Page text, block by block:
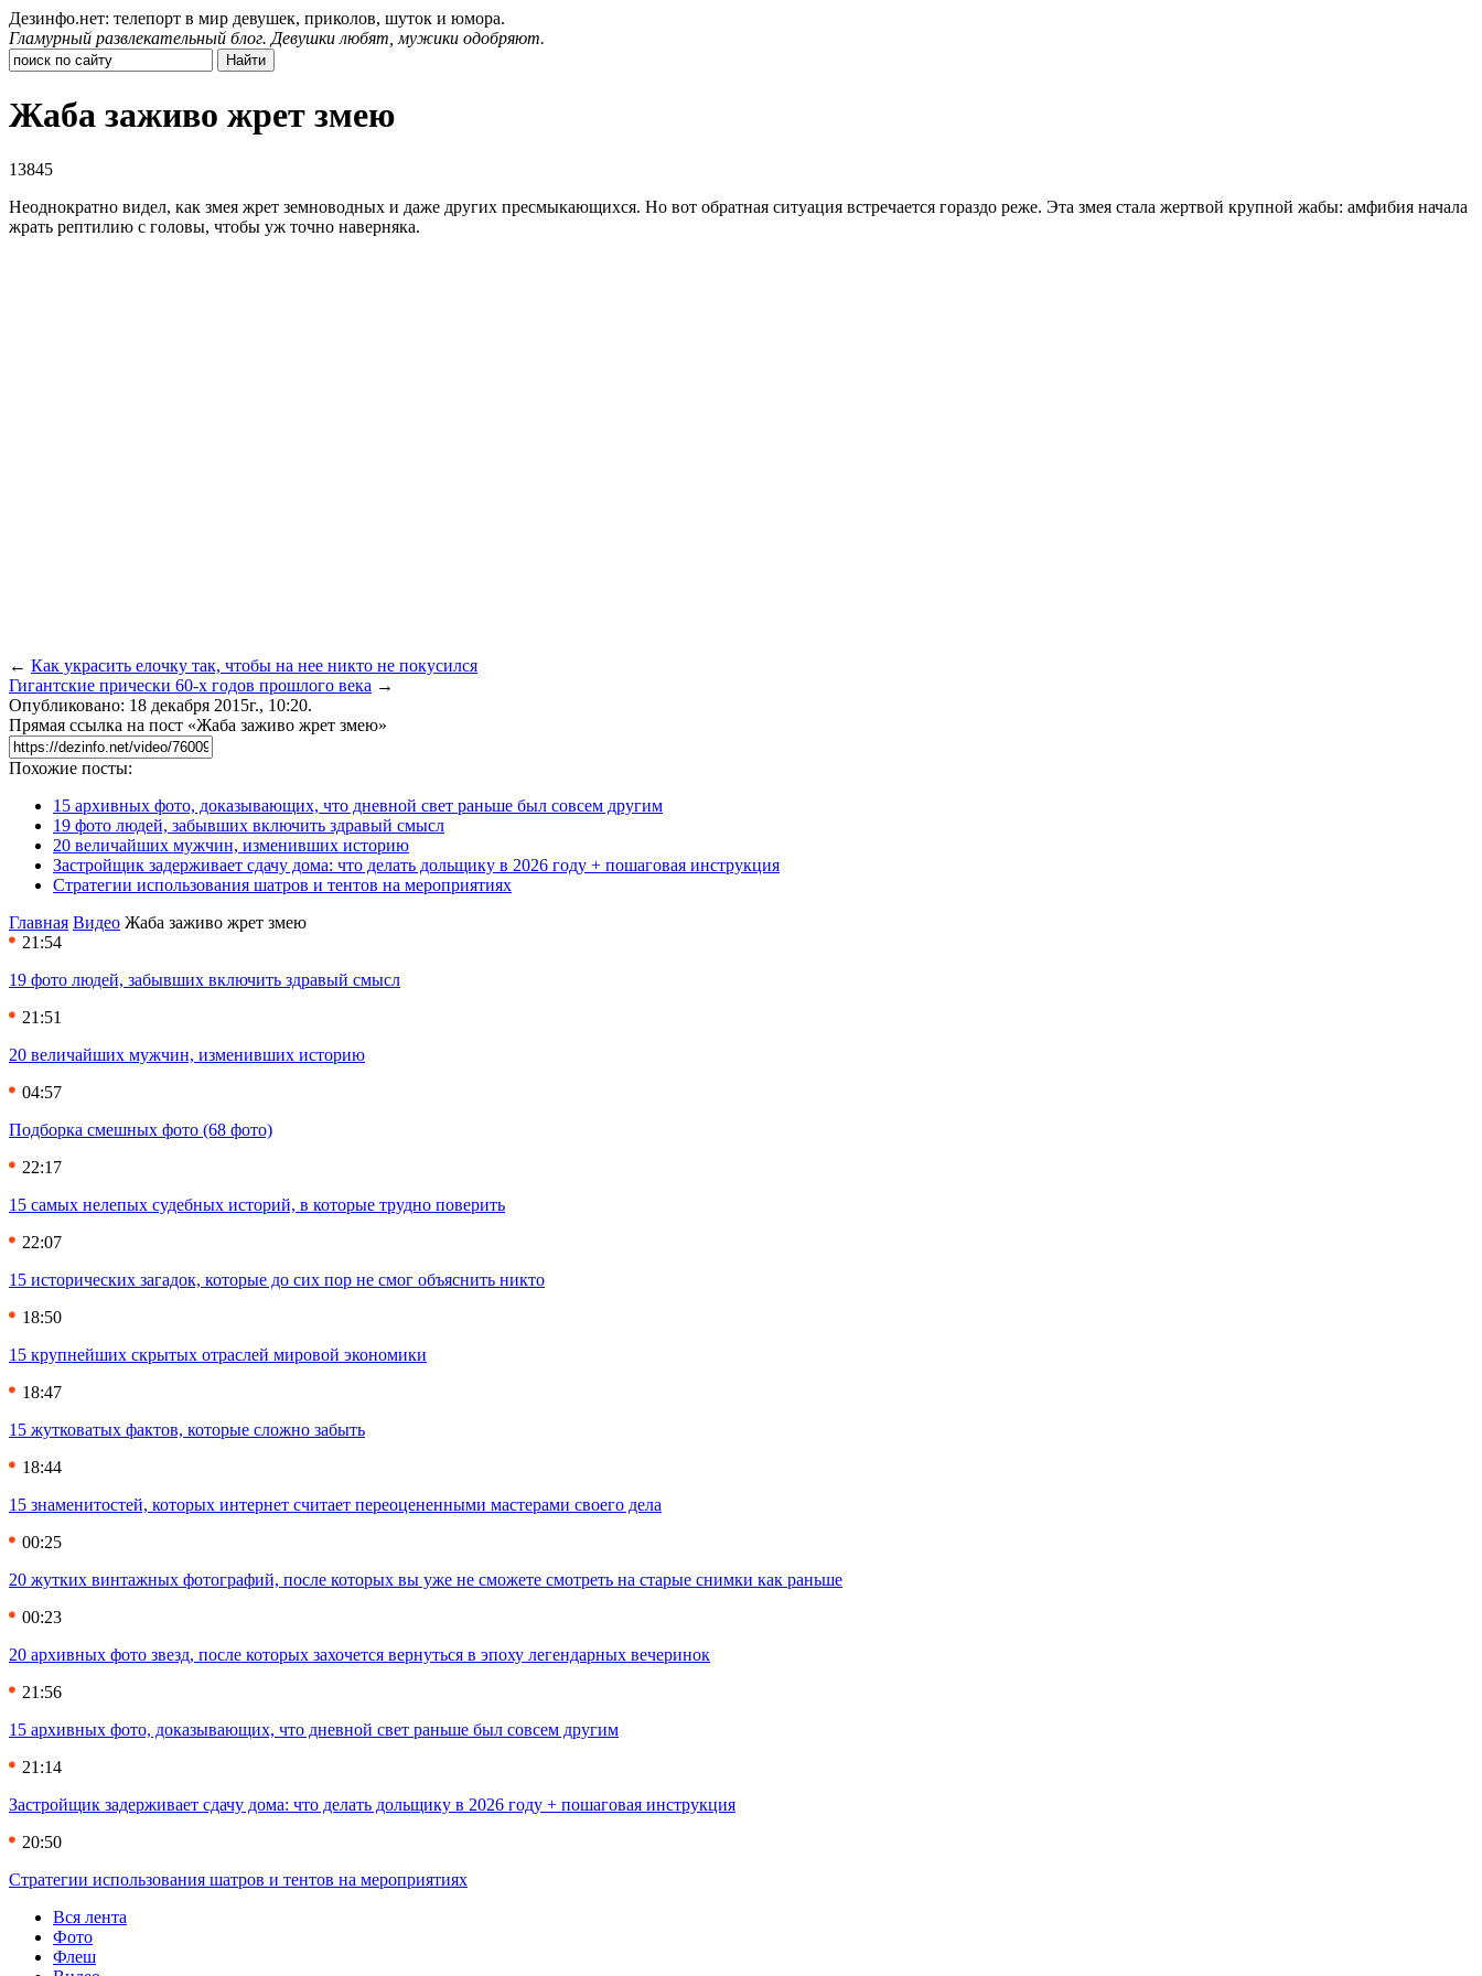
Дезинфо.нет: телепорт в мир девушек, приколов, шуток и юмора.
Гламурный развлекательный блог. Девушки любят, мужики одобряют.
Жаба заживо жрет змею
13845
Неоднократно видел, как змея жрет земноводных и даже других пресмыкающихся. Но вот обратная ситуация встречается гораздо реже. Эта змея стала жертвой крупной жабы: амфибия начала
жрать рептилию с головы, чтобы уж точно наверняка.
← Как украсить елочку так, чтобы на нее никто не покусился
Гигантские прически 60-х годов прошлого века →
Опубликовано: 18 декабря 2015г., 10:20.
Прямая ссылка на пост «Жаба заживо жрет змею»
Похожие посты:
15 архивных фото, доказывающих, что дневной свет раньше был совсем другим
19 фото людей, забывших включить здравый смысл
20 величайших мужчин, изменивших историю
Застройщик задерживает сдачу дома: что делать дольщику в 2026 году + пошаговая инструкция
Стратегии использования шатров и тентов на мероприятиях
Главная Видео Жаба заживо жрет змею
21:54
19 фото людей, забывших включить здравый смысл
21:51
20 величайших мужчин, изменивших историю
04:57
Подборка смешных фото (68 фото)
22:17
15 самых нелепых судебных историй, в которые трудно поверить
22:07
15 исторических загадок, которые до сих пор не смог объяснить никто
18:50
15 крупнейших скрытых отраслей мировой экономики
18:47
15 жутковатых фактов, которые сложно забыть
18:44
15 знаменитостей, которых интернет считает переоцененными мастерами своего дела
00:25
20 жутких винтажных фотографий, после которых вы уже не сможете смотреть на старые снимки как раньше
00:23
20 архивных фото звезд, после которых захочется вернуться в эпоху легендарных вечеринок
21:56
15 архивных фото, доказывающих, что дневной свет раньше был совсем другим
21:14
Застройщик задерживает сдачу дома: что делать дольщику в 2026 году + пошаговая инструкция
20:50
Стратегии использования шатров и тентов на мероприятиях
Вся лента
Фото
Флеш